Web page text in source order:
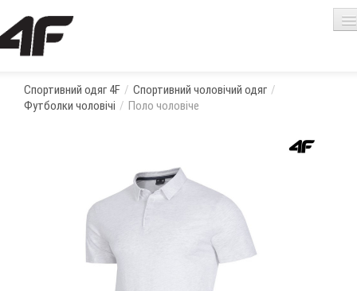
Кошик порожній
Спортивний одяг 4F / Спортивний чоловічий одяг /
Футболки чоловічі / Поло чоловіче